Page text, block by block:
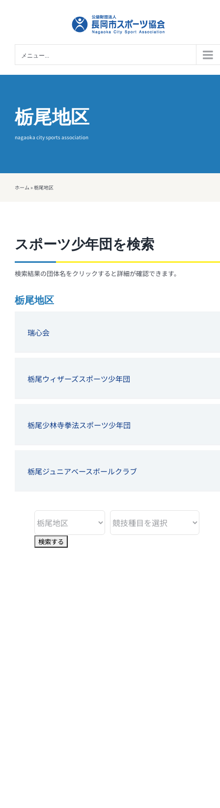
メニュー...
栃尾地区
nagaoka city sports association
ホーム »栃尾地区
スポーツ少年団を検索
検索結果の団体名をクリックすると詳細が確認できます。
栃尾地区
瑞心会
栃尾ウィザーズスポーツ少年団
栃尾少林寺拳法スポーツ少年団
栃尾ジュニアベースボールクラブ